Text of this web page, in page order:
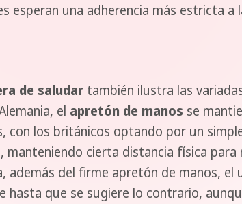
esperan una adherencia más estricta
de saludar también ilustra las
el apretón de manos se
con los británicos optando por un
manteniendo cierta distancia física para
además del firme apretón de manos,
hasta que se sugiere lo contrario,